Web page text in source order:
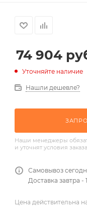
74 904
Уточняйте наличие
Нашли дешевле?
Наши менеджеры
и уточнят условия заказа
Самовывоз
Доставка завтра -
Цена действительна